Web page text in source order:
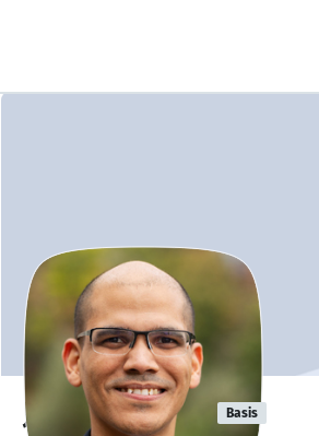
Jérémie Juste Basis